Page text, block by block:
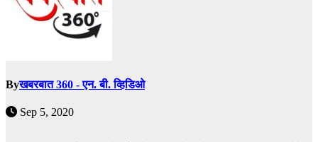
Byखबरबात 360 - एन. बी. व्हिडिओ
Sep 5, 2020